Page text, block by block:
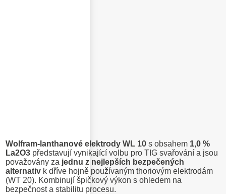
Wolfram-lanthanové elektrody WL 10 s obsahem 1,0 %
La2O3 představují vynikající volbu pro TIG svařování a jsou
považovány za jednu z nejlepších bezpečených
alternativ k dříve hojně používaným thoriovým elektrodám
(WT 20). Kombinují špičkový výkon s ohledem na
bezpečnost a stabilitu procesu.